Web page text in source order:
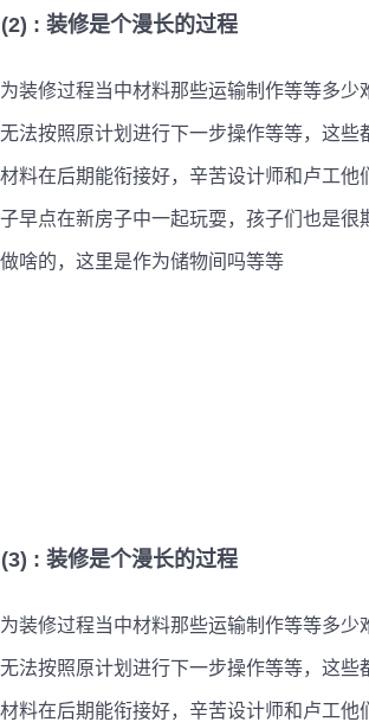
: 装修是个漫长的过程
装修过程当中材料那些运输制作等等多
法按照原计划进行下一步操作等等，这
料在后期能衔接好，辛苦设计师和卢工
早点在新房子中一起玩耍，孩子们也是
啥的，这里是作为储物间吗等等
: 装修是个漫长的过程
装修过程当中材料那些运输制作等等多
法按照原计划进行下一步操作等等，这
料在后期能衔接好，辛苦设计师和卢工